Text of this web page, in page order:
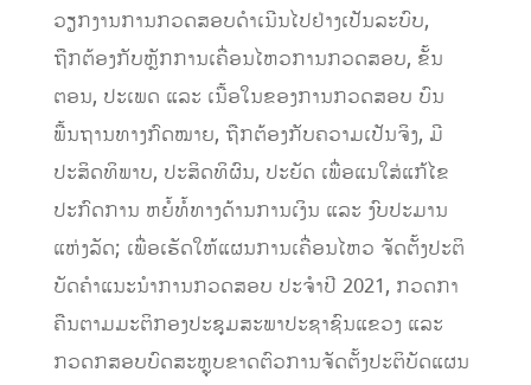
ວຽກງານການກວດສອບດຳເນີນໄປຢ່າງເປັນລະບົບ,​
ຖືກຕ້ອງກັບຫຼັກການເຄື່ອນໄຫວການກວດສອບ,​ ຂັ້ນ
ຕອນ, ປະເພດ ແລະ ເນື້ອໃນຂອງການກວດສອບ ບົນ
ພື້ນຖານທາງກົດໝາຍ, ຖືກຕ້ອງກັບຄວາມເປັນຈິງ, ມີ
ປະສິດທິພາບ, ປະສິດທິຜົນ, ປະຍັດ ເພື່ອແນໃສ່ແກ້ໄຂ
ປະກົດການ ຫຍໍ້ທໍ້ທາງດ້ານການເງິນ ແລະ ງົບປະມານ
ແຫ່ງລັດ; ເພື່ອເຮັດໃຫ້ແຜນການເຄື່ອນໄຫວ ຈັດຕັ້ງປະຕິ
ບັດຄໍາແນະນໍາການກວດສອບ ປະຈຳປີ 2021, ກວດກາ
ຄືນຕາມມະຕິກອງປະຊຸມສະພາປະຊາຊົນແຂວງ ແລະ
ກວດກສອບບົດສະຫຼຸບຂາດຕົວການຈັດຕັ້ງປະຕິບັດແຜນ